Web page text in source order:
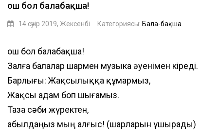
Қош бол балабақша!
14 сәуір 2019, Жексенбі Категориясы: Бала-бақша
Қош бол балабақша!
Залға балалар шармен музыка әуенімен кіреді.
Барлығы: Жақсылыққа құмармыз,
Жақсы адам боп шығамыз.
Таза сәби жүректен,
Қабылдаңыз мың алғыс! (шарларын ұшырады)